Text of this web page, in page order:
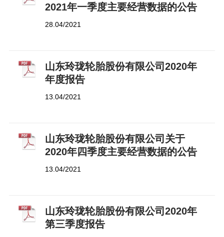
2021年一季度主要经营数据的公告
28.04/2021
山东玲珑轮胎股份有限公司2020年
年度报告
13.04/2021
山东玲珑轮胎股份有限公司关于
2020年四季度主要经营数据的公告
13.04/2021
山东玲珑轮胎股份有限公司2020年
第三季度报告